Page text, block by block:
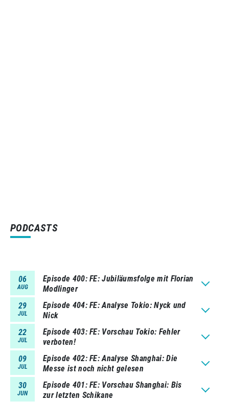
PODCASTS
06
AUG
Episode 400 FE: Jubiläumsfolge mit Florian
Modlinger
29
JUL
Episode 404 FE: Analyse Tokio: Nyck und
Nick
22
JUL
Episode 403 FE: Vorschau Tokio: Fehler
verboten!
09
JUL
Episode 402 FE: Analyse Shanghai: Die
Messe ist noch nicht gelesen
30
JUN
Episode 401 FE: Vorschau Shanghai: Bis
zur letzten Schikane